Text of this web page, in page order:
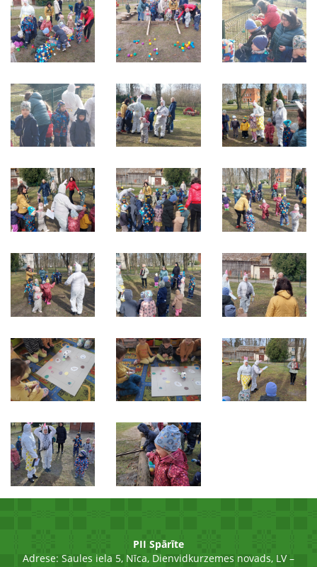
PII Spārīte
Adrese: Saules iela 5, Nīca, Dienvidkurzemes novads, LV –